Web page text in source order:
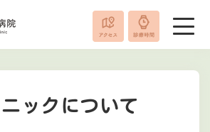
ニックについて